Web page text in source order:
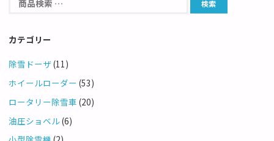
カテゴリー
除雪ドーザ(11)
ホイールローダー (53)
ロータリー除雪車 (20)
油圧ショベル(6)